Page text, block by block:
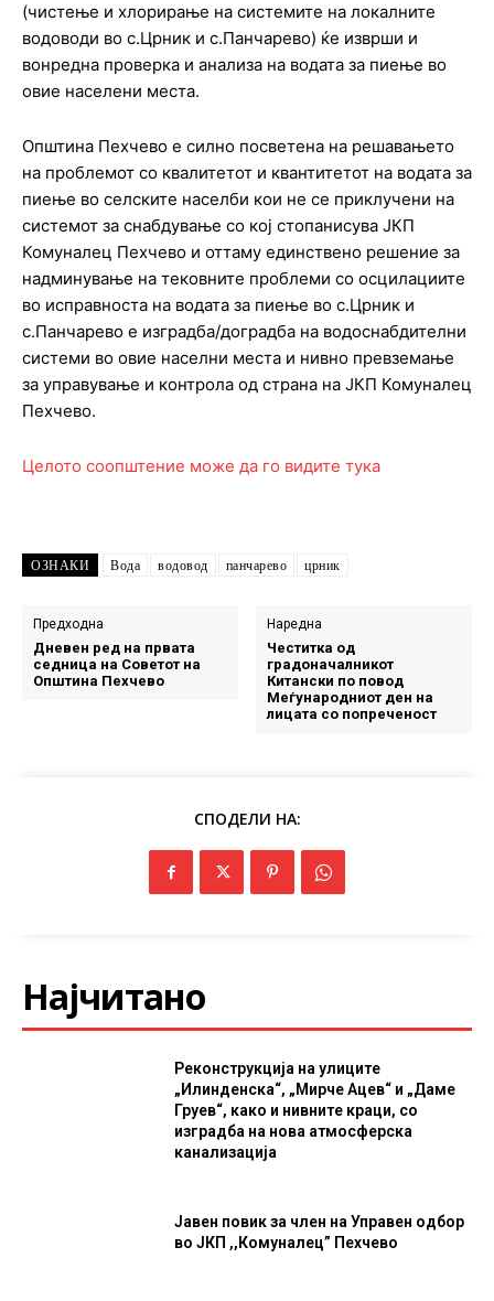
(чистење и хлорирање на системите на локалните
водоводи во с.Црник и с.Панчарево) ќе изврши и
вонредна проверка и анализа на водата за пиење во
овие населени места.
Општина Пехчево е силно посветена на решавањето
на проблемот со квалитетот и квантитетот на водата за
пиење во селските населби кои не се приклучени на
системот за снабдување со кој стопанисува ЈКП
Комуналец Пехчево и оттаму единствено решение за
надминување на тековните проблеми со осцилациите
во исправноста на водата за пиење во с.Црник и
с.Панчарево е изградба/доградба на водоснабдителни
системи во овие населни места и нивно превземање
за управување и контрола од страна на ЈКП Комуналец
Пехчево.
Целото соопштение може да го видите тука
ОЗНАКИ Вода водовод панчарево црник
Предходна
Дневен ред на првата
седница на Советот на
Општина Пехчево
Наредна
Честитка од
градоначалникот
Китански по повод
Меѓународниот ден на
лицата со попреченост
СПОДЕЛИ НА:
Најчитано
Реконструкција на улиците
„Илинденска“, „Мирче Ацев“ и „Даме
Груев“, како и нивните краци, со
изградба на нова атмосферска
канализација
Јавен повик за член на Управен одбор
во ЈКП ,,Комуналец” Пехчево